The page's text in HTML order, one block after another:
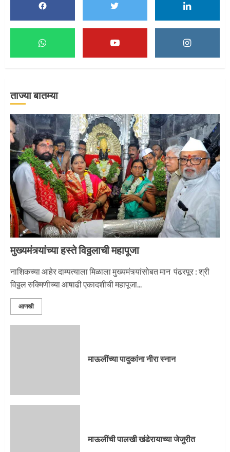
माऊलींच्या पादुकांना नीरा स्नान
3
माऊलींची पालखी खंडेरायाच्या जेजुरीत
ताज्या बातम्या
मुख्यमंत्र्यांच्या हस्ते विठ्ठलाची महापूजा
नाशिकच्या आहेर दाम्पत्याला मिळाला मुख्यमंत्र्यांसोबत मान पंढरपूर : श्री
विठ्ठल रुक्मिणीच्या आषाढी एकादशीची महापूजा...
आणखी
माऊलींच्या पादुकांना नीरा स्नान
माऊलींची पालखी खंडेरायाच्या जेजुरीत